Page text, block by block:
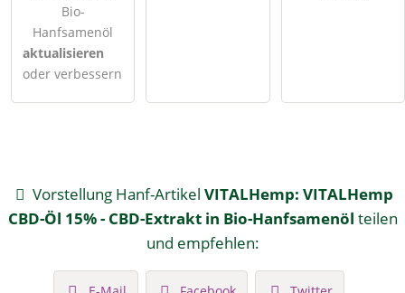
Bio-
Hanfsamenöl
aktualisieren
oder verbessern
Vorstellung Hanf-Artikel VITALHemp: VITALHemp
CBD-Öl 15% - CBD-Extrakt in Bio-Hanfsamenöl teilen
und empfehlen: